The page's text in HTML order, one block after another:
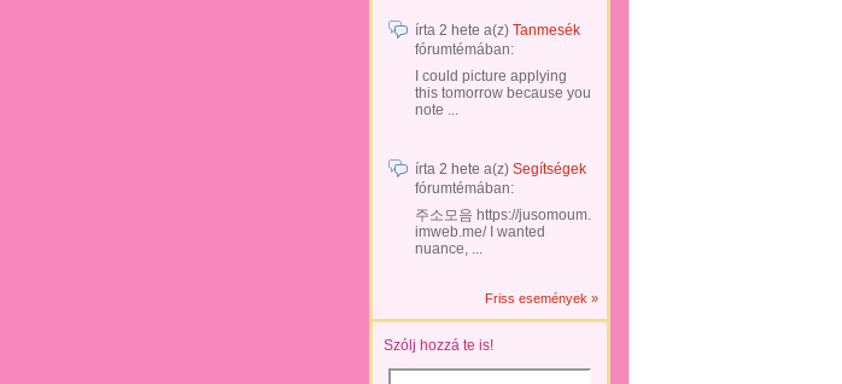
írta 2 hete a(z) Tanmesék
fórumtémában:
I could picture applying
this tomorrow because you
note ...
írta 2 hete a(z) Segítségek
fórumtémában:
주소모음 https://jusomoum.
imweb.me/ I wanted
nuance, ...
Friss események »
Szólj hozzá te is!